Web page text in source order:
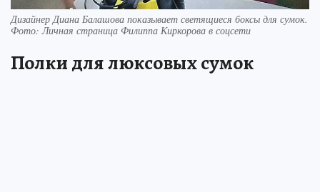
Дизайнер Диана Балашова показывает светящиеся боксы для сумок.
Фото: Личная страница Филиппа Киркорова в соцсети
Полки для люксовых сумок